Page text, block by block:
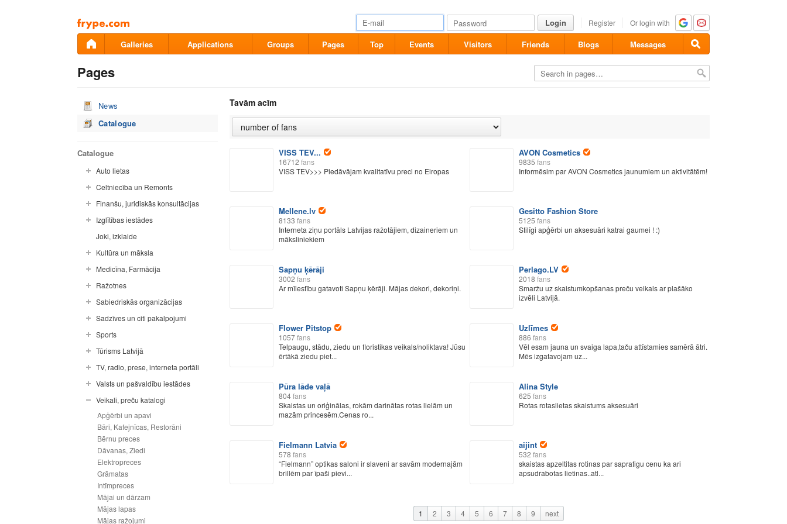
Pāriet
uz
saturu
Login Register Or login with
Galleries Applications Groups Pages Top Events Visitors Friends Blogs Messages
Pages
News
Catalogue
Catalogue
Auto lietas
Celtniecība un Remonts
Finanšu, juridiskās konsultācijas
Izglītības iestādes
Joki, izklaide
Kultūra un māksla
Medicīna, Farmācija
Ražotnes
Sabiedriskās organizācijas
Sadzīves un citi pakalpojumi
Sports
Tūrisms Latvijā
TV, radio, prese, interneta portāli
Valsts un pašvaldību iestādes
Veikali, preču katalogi
Apģērbi un apavi
Bāri, Kafejnīcas, Restorāni
Bērnu preces
Dāvanas, Ziedi
Elektropreces
Grāmatas
Intīmpreces
Mājai un dārzam
Mājas lapas
Mājas ražojumi
Tavām acīm
VISS TEV...
16712 fans
VISS TEV>>> Piedāvājam kvalitatīvu preci no Eiropas
AVON Cosmetics
9835 fans
Informēsim par AVON Cosmetics jaunumiem un aktivitātēm!
Mellene.lv
8133 fans
Interneta ziņu portāls Latvijas ražotājiem, dizaineriem un
māksliniekiem
Gesitto Fashion Store
5125 fans
Stilīgi apģērbi un aksesuāri katrai gaumei ! :)
Sapņu ķērāji
3002 fans
Ar mīlestību gatavoti Sapņu ķērāji. Mājas dekori, dekoriņi.
Perlago.LV
2018 fans
Smaržu uz skaistumkopšanas preču veikals ar plašāko
izvēli Latvijā.
Flower Pitstop
1057fans
Telpaugu, stādu, ziedu un floristikas veikals/noliktava! Jūsu
ērtākā ziedu piet...
Uzlīmes
886 fans
Vēl esam jauna un svaiga lapa,taču attīstamies samērā ātri.
Mēs izgatavojam uz...
Pūra lāde vaļā
804fans
Skaistas un oriģinālas, rokām darinātas rotas lielām un
mazām princesēm.Cenas ro...
Alina Style
625 fans
Rotas rotaslietas skaistums aksesuāri
Fielmann Latvia
578 fans
“Fielmann” optikas saloni ir slaveni ar savām modernajām
brillēm par īpaši pievi...
aijint
532 fans
skaistas apzeltitas rotinas par sapratigu cenu ka ari
apsudrabotas lietinas..atl...
1 2 3 4 5 6 7 8 9 next